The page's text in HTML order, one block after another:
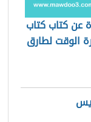
عن كتاب كتاب
الوقت لطارق